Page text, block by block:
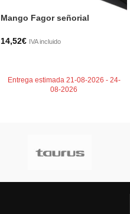
Mango Fagor señorial
14,52€ IVA incluido
Entrega estimada 21-08-2026 - 24-
08-2026